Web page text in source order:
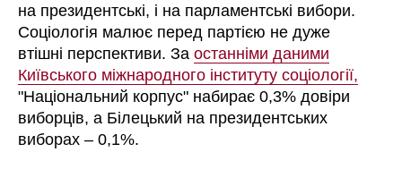
на президентські, і на парламентські вибори.
Соціологія малює перед партією не дуже
втішні перспективи. Заостанніми даними
Київського міжнародного інституту соціології,
"Національний корпус" набирає 0,3% довіри
виборців, а Білецький на президентських
виборах – 0,1%.